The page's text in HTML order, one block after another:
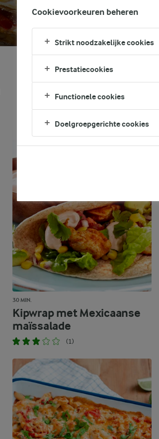
30 MIN.
Kipwrap met Mexicaanse
maïssalade
(1)
Cookievoorkeuren beheren
Strikt noodzakelijke cookies
Prestatiecookies
Functionele cookies
Doelgroepgerichte cookies